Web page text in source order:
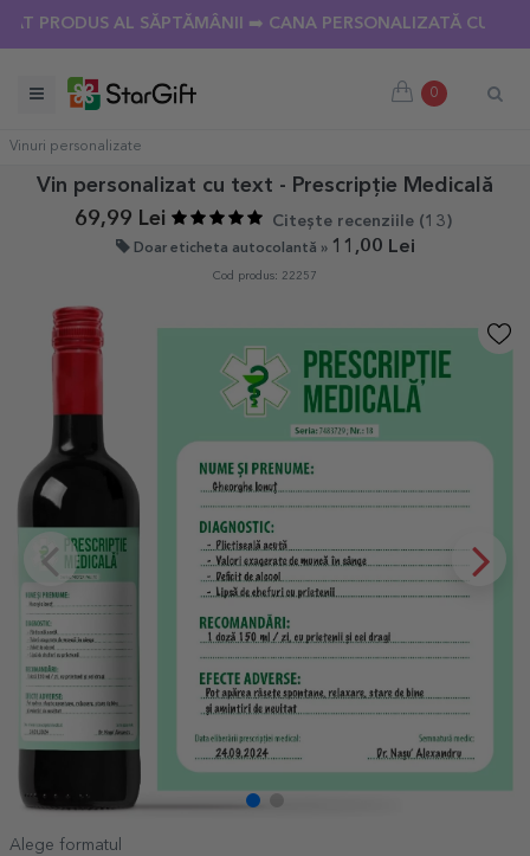
SALE 🌴 PÂNĂ LA -40% REDUCERE LA PESTE 100 DE
0
Vinuri personalizate
Vin personalizat cu text - Prescripție Medicală
69,99 Lei
Citește recenziile (13 )
Doar eticheta autocolantă » 11,00 Lei
Cod produs: 22257
Alege formatul